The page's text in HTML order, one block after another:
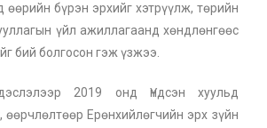
өөрийн бүрэн эрхийг хэтрүүлж, төрийн
үйл ажиллагаанд хөндлөнгөөс
бий болгосон гэж үзжээ.
2019 онд Үндсэн хуульд
өөрчлөлтөөр Ерөнхийлөгчийн эрх зүйн